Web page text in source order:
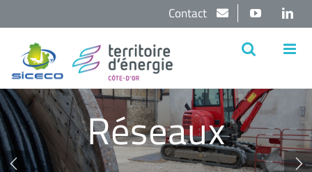
contenu
YouTube
Contact
Réseaux
 